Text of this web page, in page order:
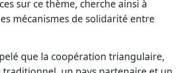
sur ce thème, cherche ainsi à
mécanismes de solidarité entre
que la coopération triangulaire,